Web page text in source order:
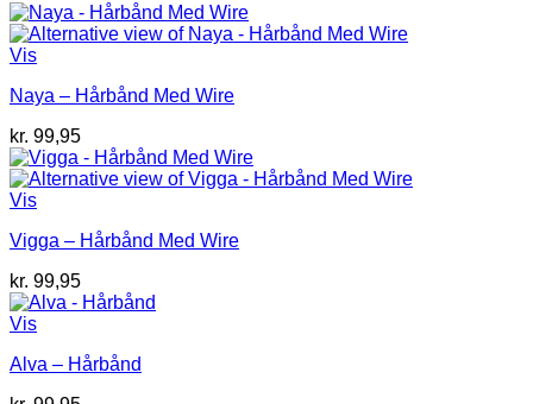
Vis
Naya – Hårbånd Med Wire
kr. 99,95
Vis
Vigga – Hårbånd Med Wire
kr. 99,95
Vis
Alva – Hårbånd